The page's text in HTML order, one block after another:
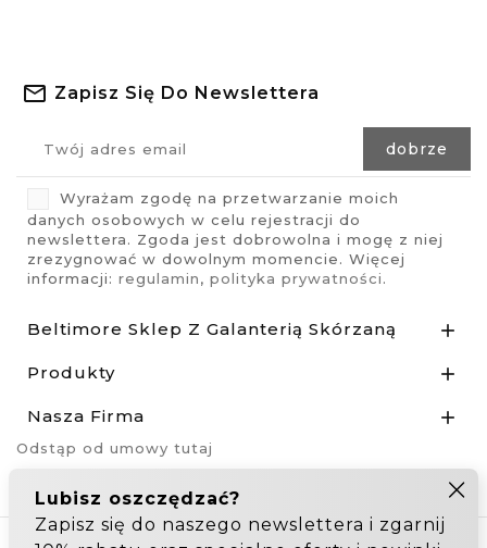
Zapisz Się Do Newslettera
Wyrażam zgodę na przetwarzanie moich
danych osobowych w celu rejestracji do
newslettera. Zgoda jest dobrowolna i mogę z niej
zrezygnować w dowolnym momencie. Więcej
informacji: regulamin, polityka prywatności.
Beltimore Sklep Z Galanterią Skórzaną 
Produkty 
Nasza Firma 
Odstąp od umowy tutaj